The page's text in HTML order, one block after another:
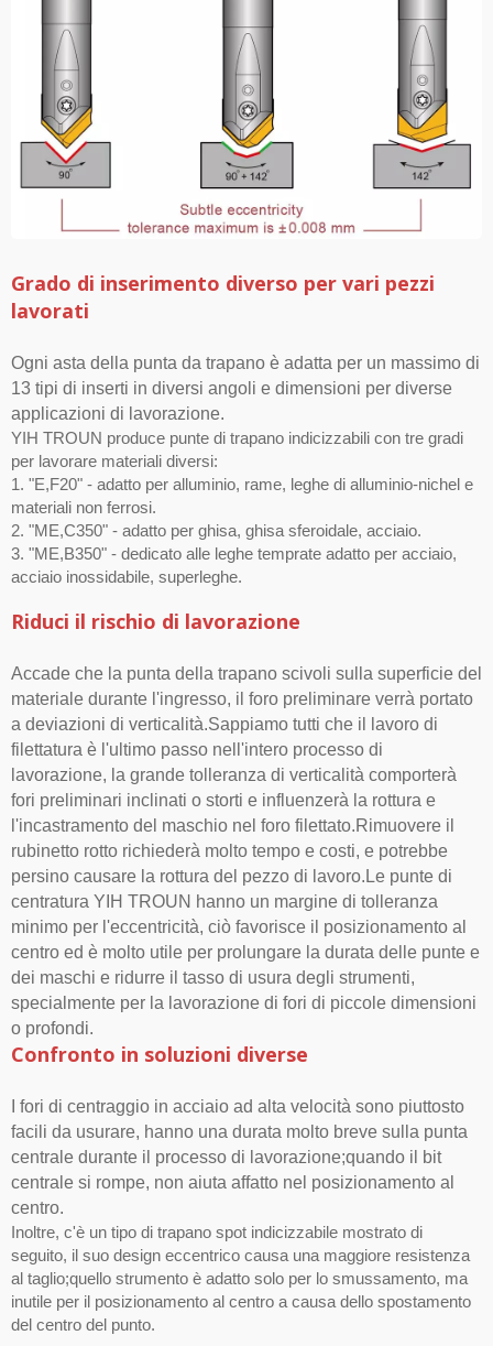
Grado di inserimento diverso per vari pezzi
lavorati
Ogni asta della punta da trapano è adatta per un massimo di
13 tipi di inserti in diversi angoli e dimensioni per diverse
applicazioni di lavorazione.
YIH TROUN produce punte di trapano indicizzabili con tre gradi
per lavorare materiali diversi:
1. "E,F20" - adatto per alluminio, rame, leghe di alluminio-nichel e
materiali non ferrosi.
2. "ME,C350" - adatto per ghisa, ghisa sferoidale, acciaio.
3. "ME,B350" - dedicato alle leghe temprate adatto per acciaio,
acciaio inossidabile, superleghe.
Riduci il rischio di lavorazione
Accade che la punta della trapano scivoli sulla superficie del
materiale durante l'ingresso, il foro preliminare verrà portato
a deviazioni di verticalità.Sappiamo tutti che il lavoro di
filettatura è l'ultimo passo nell'intero processo di
lavorazione, la grande tolleranza di verticalità comporterà
fori preliminari inclinati o storti e influenzerà la rottura e
l'incastramento del maschio nel foro filettato.Rimuovere il
rubinetto rotto richiederà molto tempo e costi, e potrebbe
persino causare la rottura del pezzo di lavoro.Le punte di
centratura YIH TROUN hanno un margine di tolleranza
minimo per l'eccentricità, ciò favorisce il posizionamento al
centro ed è molto utile per prolungare la durata delle punte e
dei maschi e ridurre il tasso di usura degli strumenti,
specialmente per la lavorazione di fori di piccole dimensioni
o profondi.
Confronto in soluzioni diverse
I fori di centraggio in acciaio ad alta velocità sono piuttosto
facili da usurare, hanno una durata molto breve sulla punta
centrale durante il processo di lavorazione;quando il bit
centrale si rompe, non aiuta affatto nel posizionamento al
centro.
Inoltre, c'è un tipo di trapano spot indicizzabile mostrato di
seguito, il suo design eccentrico causa una maggiore resistenza
al taglio;quello strumento è adatto solo per lo smussamento, ma
inutile per il posizionamento al centro a causa dello spostamento
del centro del punto.